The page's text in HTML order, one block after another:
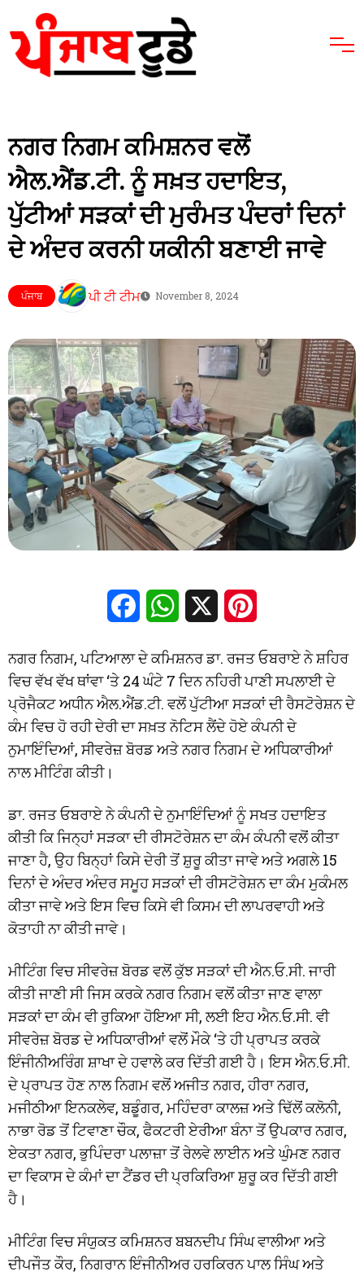
ਨਗਰ ਨਿਗਮ ਕਮਿਸ਼ਨਰ ਵਲੋਂ
ਐਲ.ਐਂਡ.ਟੀ. ਨੂੰ ਸਖ਼ਤ ਹਦਾਇਤ,
ਪੁੱਟੀਆਂ ਸੜਕਾਂ ਦੀ ਮੁਰੰਮਤ ਪੰਦਰਾਂ ਦਿਨਾਂ
ਦੇ ਅੰਦਰ ਕਰਨੀ ਯਕੀਨੀ ਬਣਾਈ ਜਾਵੇ
ਪੰਜਾਬ ਪੀ ਟੀ ਟੀਮ November 8, 2024
FacebookWhatsApp
ਨਗਰ ਨਿਗਮ, ਪਟਿਆਲਾ ਦੇ ਕਮਿਸ਼ਨਰ ਡਾ. ਰਜਤ ਓਬਰਾਏ ਨੇ ਸ਼ਹਿਰ
ਵਿਚ ਵੱਖ ਵੱਖ ਥਾਂਵਾ ‘ਤੇ 24 ਘੰਟੇ 7 ਦਿਨ ਨਹਿਰੀ ਪਾਣੀ ਸਪਲਾਈ ਦੇ
ਪ੍ਰੋਜੈਕਟ ਅਧੀਨ ਐਲ.ਐਂਡ.ਟੀ. ਵਲੋਂ ਪੁੱਟੀਆ ਸੜਕਾਂ ਦੀ ਰੈਸਟੋਰੇਸ਼ਨ ਦੇ
ਕੰਮ ਵਿਚ ਹੋ ਰਹੀ ਦੇਰੀ ਦਾ ਸਖ਼ਤ ਨੋਟਿਸ ਲੈਂਦੇ ਹੋਏ ਕੰਪਨੀ ਦੇ
ਨੁਮਾਇੰਦਿਆਂ, ਸੀਵਰੇਜ਼ ਬੋਰਡ ਅਤੇ ਨਗਰ ਨਿਗਮ ਦੇ ਅਧਿਕਾਰੀਆਂ
ਨਾਲ ਮੀਟਿੰਗ ਕੀਤੀ।
ਡਾ. ਰਜਤ ਓਬਰਾਏ ਨੇ ਕੰਪਨੀ ਦੇ ਨੁਮਾਇੰਦਿਆਂ ਨੂੰ ਸਖਤ ਹਦਾਇਤ
ਕੀਤੀ ਕਿ ਜਿਨ੍ਹਾਂ ਸੜਕਾ ਦੀ ਰੀਸਟੋਰੇਸ਼ਨ ਦਾ ਕੰਮ ਕੰਪਨੀ ਵਲੋਂ ਕੀਤਾ
ਜਾਣਾ ਹੈ, ਉਹ ਬਿਨ੍ਹਾਂ ਕਿਸੇ ਦੇਰੀ ਤੋਂ ਸ਼ੁਰੂ ਕੀਤਾ ਜਾਵੇ ਅਤੇ ਅਗਲੇ 15
ਦਿਨਾਂ ਦੇ ਅੰਦਰ ਅੰਦਰ ਸਮੂਹ ਸੜਕਾਂ ਦੀ ਰੀਸਟੋਰੇਸ਼ਨ ਦਾ ਕੰਮ ਮੁਕੰਮਲ
ਕੀਤਾ ਜਾਵੇ ਅਤੇ ਇਸ ਵਿਚ ਕਿਸੇ ਵੀ ਕਿਸਮ ਦੀ ਲਾਪਰਵਾਹੀ ਅਤੇ
ਕੋਤਾਹੀ ਨਾ ਕੀਤੀ ਜਾਵੇ।
ਮੀਟਿੰਗ ਵਿਚ ਸੀਵਰੇਜ਼ ਬੋਰਡ ਵਲੋਂ ਕੁੱਝ ਸੜਕਾਂ ਦੀ ਐਨ.ਓ.ਸੀ. ਜਾਰੀ
ਕੀਤੀ ਜਾਣੀ ਸੀ ਜਿਸ ਕਰਕੇ ਨਗਰ ਨਿਗਮ ਵਲੋਂ ਕੀਤਾ ਜਾਣ ਵਾਲਾ
ਸੜਕਾਂ ਦਾ ਕੰਮ ਵੀ ਰੁਕਿਆ ਹੋਇਆ ਸੀ, ਲਈ ਇਹ ਐਨ.ਓ.ਸੀ. ਵੀ
ਸੀਵਰੇਜ਼ ਬੋਰਡ ਦੇ ਅਧਿਕਾਰੀਆਂ ਵਲੋਂ ਮੌਕੇ ‘ਤੇ ਹੀ ਪ੍ਰਾਪਤ ਕਰਕੇ
ਇੰਜੀਨੀਅਰਿੰਗ ਸ਼ਾਖਾ ਦੇ ਹਵਾਲੇ ਕਰ ਦਿੱਤੀ ਗਈ ਹੈ। ਇਸ ਐਨ.ਓ.ਸੀ.
ਦੇ ਪ੍ਰਾਪਤ ਹੋਣ ਨਾਲ ਨਿਗਮ ਵਲੋਂ ਅਜੀਤ ਨਗਰ, ਹੀਰਾ ਨਗਰ,
ਮਜੀਠੀਆ ਇਨਕਲੇਵ, ਬਡੂੰਗਰ, ਮਹਿੰਦਰਾ ਕਾਲਜ਼ ਅਤੇ ਢਿੱਲੋਂ ਕਲੋਨੀ,
ਨਾਭਾ ਰੋਡ ਤੋਂ ਟਿਵਾਣਾ ਚੌਕ, ਫੈਕਟਰੀ ਏਰੀਆ ਬੰਨਾ ਤੋਂ ਉਪਕਾਰ ਨਗਰ,
ਏਕਤਾ ਨਗਰ, ਭੁਪਿੰਦਰਾ ਪਲਾਜ਼ਾ ਤੋਂ ਰੇਲਵੇ ਲਾਈਨ ਅਤੇ ਘੁੰਮਣ ਨਗਰ
ਦਾ ਵਿਕਾਸ ਦੇ ਕੰਮਾਂ ਦਾ ਟੈਂਡਰ ਦੀ ਪ੍ਰਕਿਰਿਆ ਸ਼ੁਰੂ ਕਰ ਦਿੱਤੀ ਗਈ
ਹੈ।
ਮੀਟਿੰਗ ਵਿਚ ਸੰਯੁਕਤ ਕਮਿਸ਼ਨਰ ਬਬਨਦੀਪ ਸਿੰਘ ਵਾਲੀਆ ਅਤੇ
ਦੀਪਜੌਤ ਕੌਰ, ਨਿਗਰਾਨ ਇੰਜੀਨੀਅਰ ਹਰਕਿਰਨ ਪਾਲ ਸਿੰਘ ਅਤੇ